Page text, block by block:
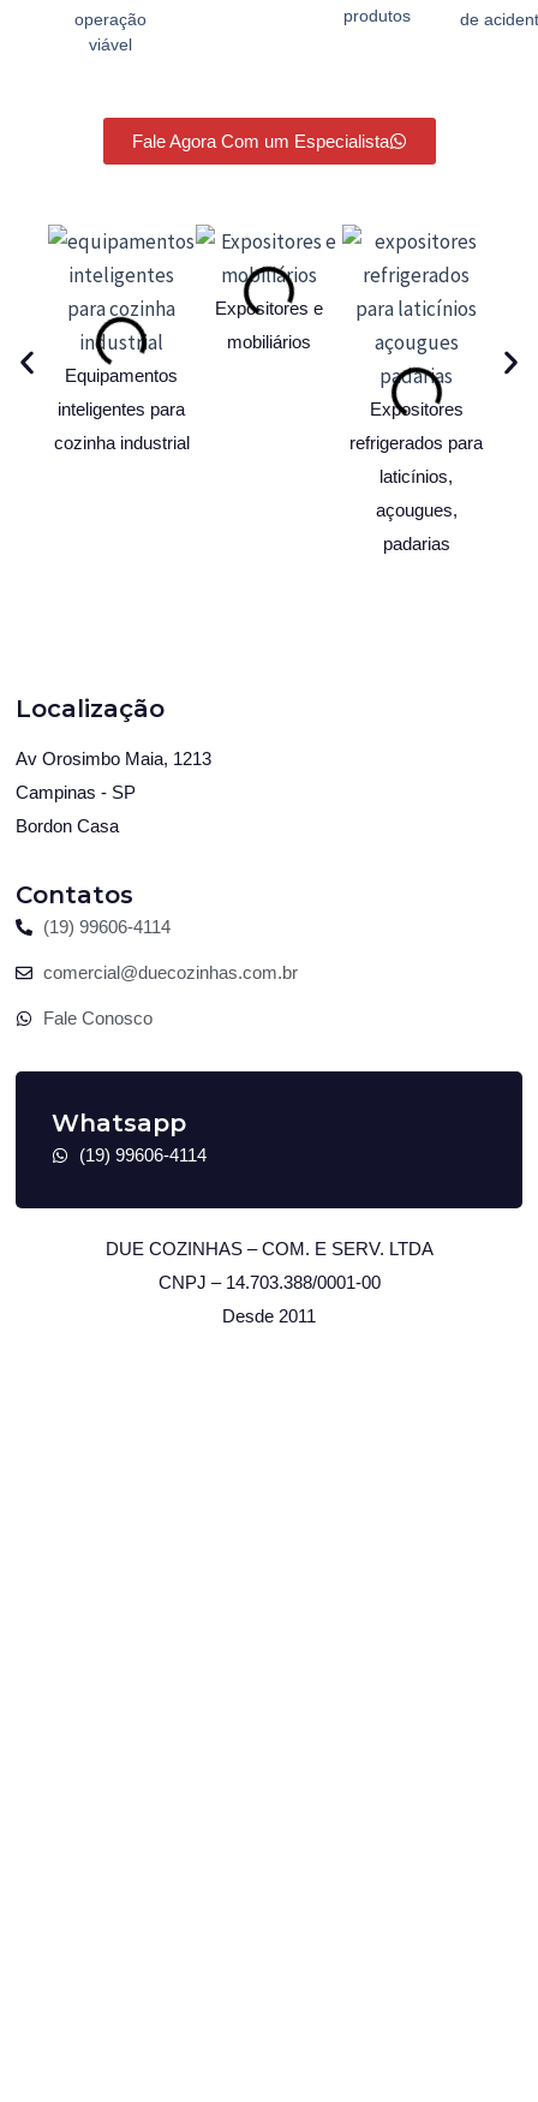
operação
viável
produtos
de
Fale Agora Com um Especialista
Equipamentos
inteligentes para
cozinha industrial
Expositores e
mobiliários
Expositores
refrigerados para
laticínios,
açougues,
padarias
Localização
Av Orosimbo Maia, 1213
Campinas - SP
Bordon Casa
Contatos
(19) 99606-4114
comercial@duecozinhas.com.br
Fale Conosco
Whatsapp
(19) 99606-4114
DUE COZINHAS – COM. E SERV. LTDA
CNPJ – 14.703.388/0001-00
Desde 2011